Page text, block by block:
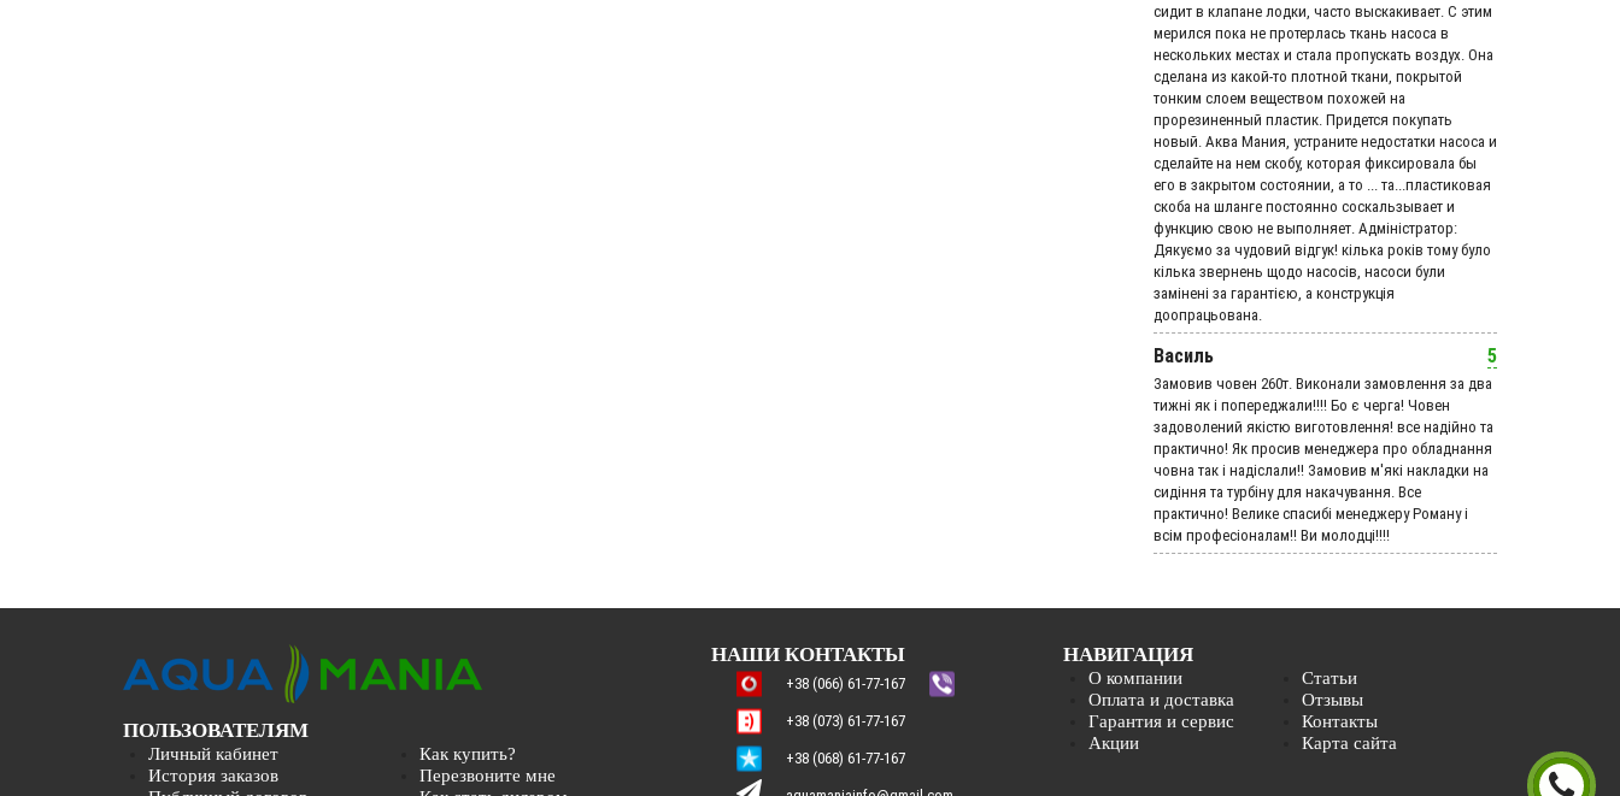
сидит в клапане лодки, часто выскакивает. С этим
мерился пока не протерлась ткань насоса в
нескольких местах и стала пропускать воздух. Она
сделана из какой-то плотной ткани, покрытой
тонким слоем веществом похожей на
прорезиненный пластик. Придется покупать
новый. Аква Мания, устраните недостатки насоса и
сделайте на нем скобу, которая фиксировала бы
его в закрытом состоянии, а то ... та...пластиковая
скоба на шланге постоянно соскальзывает и
функцию свою не выполняет. Адмiнiстратор:
Дякуємо за чудовий вiдгук! кілька років тому було
кілька звернень щодо насосів, насоси були
замінені за гарантією, а конструкція
доопрацьована.
Василь 5
Замовив човен 260т. Виконали замовлення за два
тижні як і попереджали!!!! Бо є черга! Човен
задоволений якістю виготовлення! все надійно та
практично! Як просив менеджера про обладнання
човна так і надіслали!! Замовив м'які накладки на
сидіння та турбіну для накачування. Все
практично! Велике спасибі менеджеру Роману і
всім професіоналам!! Ви молодці!!!!
ПОЛЬЗОВАТЕЛЯМ
Личный кабинет
История заказов
Как купить?
Перезвоните мне
НАШИ КОНТАКТЫ
+38 (066) 61-77-167
+38 (073) 61-77-167
+38 (068) 61-77-167
НАВИГАЦИЯ
О компании
Оплата и доставка
Гарантия и сервис
Акции
Статьи
Отзывы
Контакты
Карта сайта